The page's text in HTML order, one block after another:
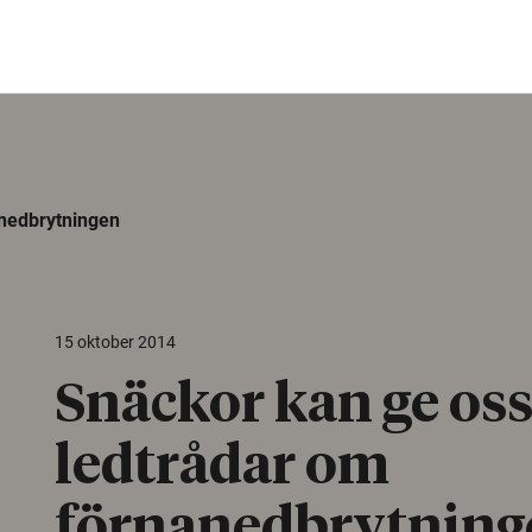
15 oktober 2014
Snäckor kan ge oss
ledtrådar om